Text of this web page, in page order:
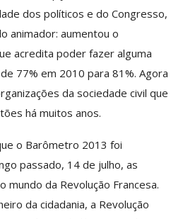
dos políticos e do Congresso,
animador: aumentou o
acredita poder fazer alguma
77% em 2010 para 81%. Agora
da sociedade civil que
há muitos anos.
o Barômetro 2013 foi
passado, 14 de julho, as
da Revolução Francesa.
da cidadania, a Revolução